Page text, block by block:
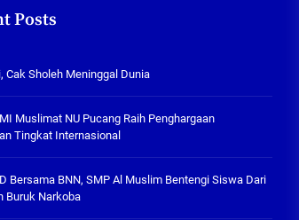
Mantap, MI Muslimat NU
Pucang Raih Penghargaan
Pendidikan Tingkat
Internasional
06/08/2026
Gelar FGD Bersama BNN, SMP Al
Muslim Bentengi Siswa Dari
Posts
Cak Sholeh Meninggal Dunia
Muslimat NU Pucang Raih Penghargaan
Tingkat Internasional
Bersama BNN, SMP Al Muslim Bentengi Siswa Dari
Buruk Narkoba